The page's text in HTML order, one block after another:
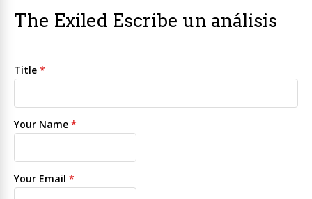
The Exiled Escribe un análisis
Title *
Your Name *
Your Email *